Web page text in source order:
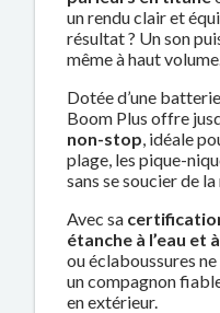
un rendu clair et
résultat ? Un son
même à haut
Dotée d’une
Boom Plus offre
non-stop, idéale
plage, les pique-
sans se soucier de
Avec sa
étanche à l’eau et
ou éclaboussures
un compagnon
en extérieur.